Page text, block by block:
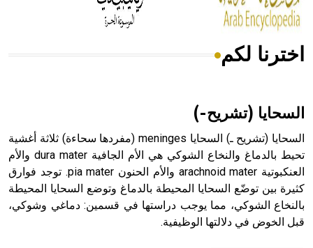
هل تعلم أن الأبسيد كلمة فرنسية اللفظ تم اعتمادها مصطلحاً
- هل تعلم أن أبجر Abgar اسم معروف جيداً يعود إلى عدد من
الملوك الذين حكموا مدينة إديسا (الرها) من أبجر الأول وحتى
التاسع، وهم ينتسبون إلى أسرة أوسروين
اخترنا لكم
السحايا (تشريح-)
السحايا (تشريح ـ) السحايا meninges (مفردها سحاءة) ثلاثة أغشية
تحيط بالدماغ والنخاع الشوكي هي الأم الجافية dura mater والأم
العنكبوتية arachnoid mater والأم الحنون pia mater. توجد فوارق
كثيرة بين توضّع السحايا المحيطة بالدماغ وتوضع السحايا المحيطة
بالنخاع الشوكي، مما يوجب دراستها في قسمين: دماغي وشوكي،
قبل الخوض في دلالتها الوظيفية.